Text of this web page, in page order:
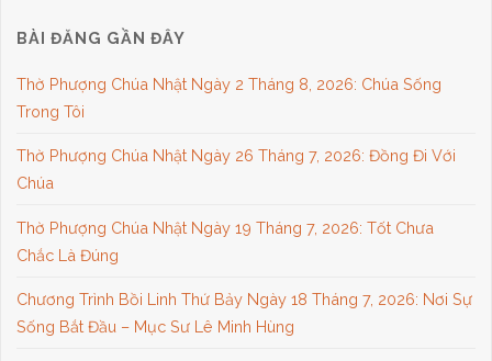
BÀI ĐĂNG GẦN ĐÂY
Thờ Phượng Chúa Nhật Ngày 2 Tháng 8, 2026: Chúa Sống
Trong Tôi
Thờ Phượng Chúa Nhật Ngày 26 Tháng 7, 2026: Đồng Đi Với
Chúa
Thờ Phượng Chúa Nhật Ngày 19 Tháng 7, 2026: Tốt Chưa
Chắc Là Đúng
Chương Trình Bồi Linh Thứ Bảy Ngày 18 Tháng 7, 2026: Nơi Sự
Sống Bắt Đầu – Mục Sư Lê Minh Hùng